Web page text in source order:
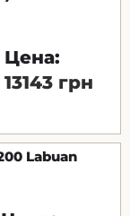
Цена:
13143 грн
Labuan